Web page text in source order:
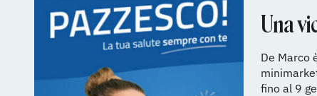
Una
De Marco
fino al 9